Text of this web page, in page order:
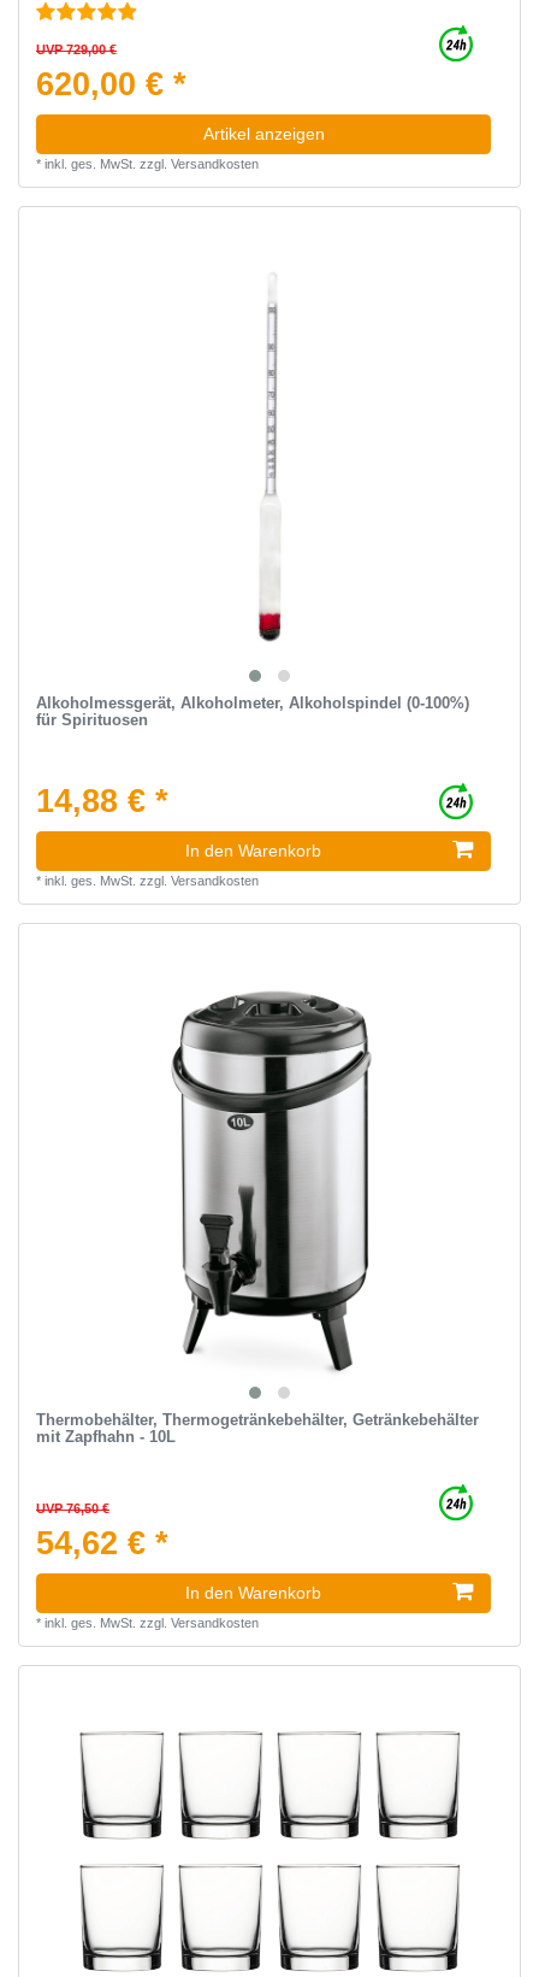
UVP 729,00 €
620,00 € *
Artikel anzeigen
* inkl. ges. MwSt. zzgl. Versandkosten
Alkoholmessgerät, Alkoholmeter, Alkoholspindel (0-100%)
für Spirituosen
14,88 € *
In den Warenkorb
* inkl. ges. MwSt. zzgl. Versandkosten
Thermobehälter, Thermogetränkebehälter, Getränkebehälter
mit Zapfhahn - 10L
UVP 76,50 €
54,62 € *
In den Warenkorb
* inkl. ges. MwSt. zzgl. Versandkosten